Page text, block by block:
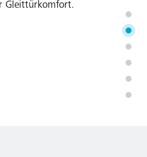
Gleittürkomfort.
Serienhöhe